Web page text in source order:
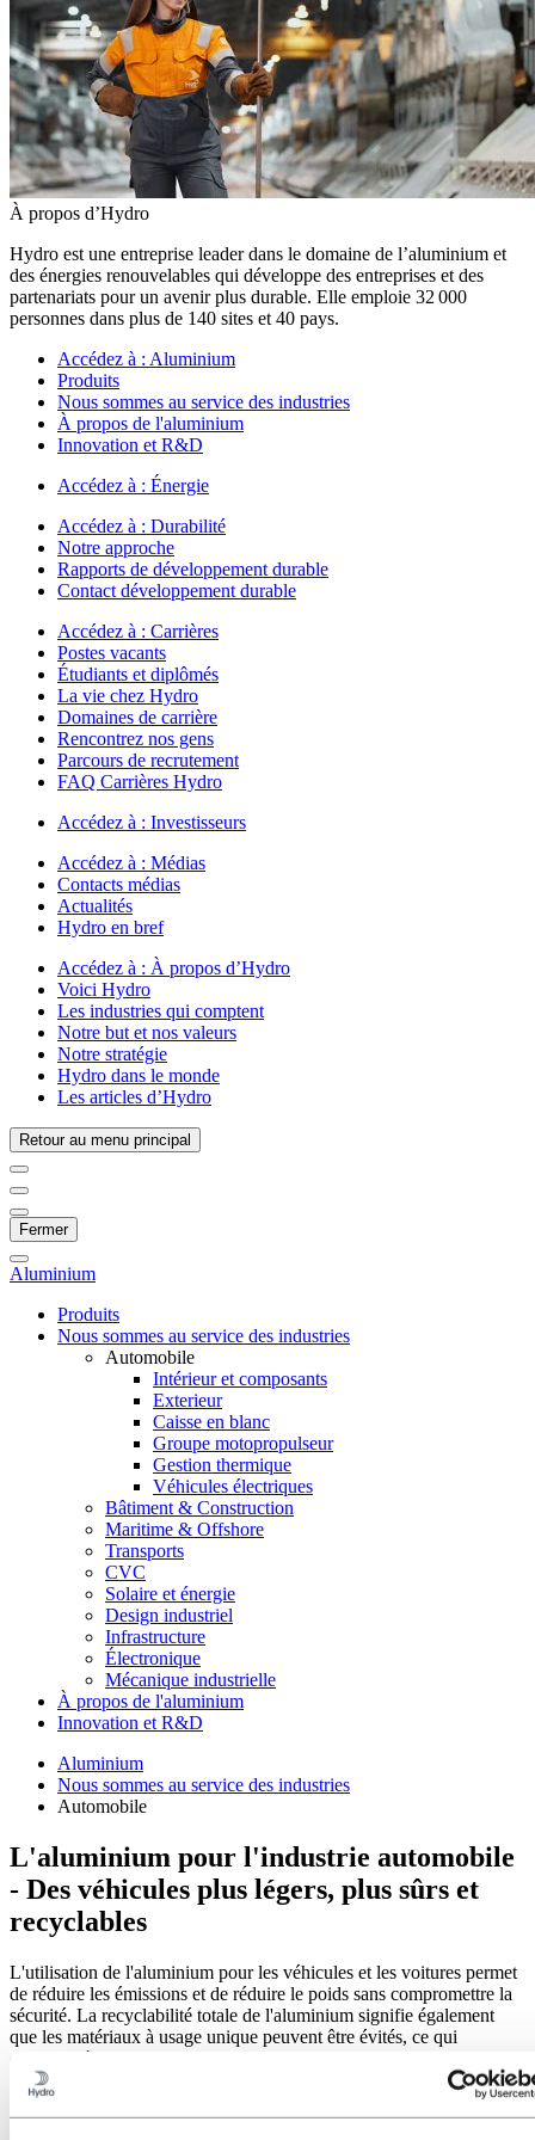
À propos d’Hydro
Hydro est une entreprise leader dans le domaine de l’aluminium et
des énergies renouvelables qui développe des entreprises et des
partenariats pour un avenir plus durable. Elle emploie 32 000
personnes dans plus de 140 sites et 40 pays.
Accédez à : Aluminium
Produits
Nous sommes au service des industries
À propos de l'aluminium
Innovation et R&D
Accédez à : Énergie
Accédez à : Durabilité
Notre approche
Rapports de développement durable
Contact développement durable
Accédez à : Carrières
Postes vacants
Étudiants et diplômés
La vie chez Hydro
Domaines de carrière
Rencontrez nos gens
Parcours de recrutement
FAQ Carrières Hydro
Accédez à : Investisseurs
Accédez à : Médias
Contacts médias
Actualités
Hydro en bref
Accédez à : À propos d’Hydro
Voici Hydro
Les industries qui comptent
Notre but et nos valeurs
Notre stratégie
Hydro dans le monde
Les articles d’Hydro
Retour au menu principal
Fermer
Aluminium
Produits
Nous sommes au service des industries
Automobile
Intérieur et composants
Exterieur
Caisse en blanc
Groupe motopropulseur
Gestion thermique
Véhicules électriques
Bâtiment & Construction
Maritime & Offshore
Transports
CVC
Solaire et énergie
Design industriel
Infrastructure
Électronique
Mécanique industrielle
À propos de l'aluminium
Innovation et R&D
Aluminium
Nous sommes au service des industries
Automobile
L'aluminium pour l'industrie automobile
- Des véhicules plus légers, plus sûrs et
recyclables
L'utilisation de l'aluminium pour les véhicules et les voitures permet
de réduire les émissions et de réduire le poids sans compromettre la
sécurité. La recyclabilité totale de l'aluminium signifie également
que les matériaux à usage unique peuvent être évités, ce qui
contribue à un avenir plus vert pour l'industrie automobile.